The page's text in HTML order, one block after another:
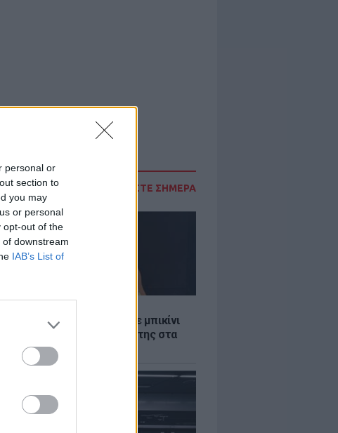
personal or
section to
you may
or personal
opt-out of the
downstream
IAB’s List of
ΔΙΑΒΑΣΤΕ ΣΗΜΕΡΑ
Στεφανίδου φόρεσε μπικίνι
εντυπωσίασε με το κορμί της στα
νερά του Ιονίου